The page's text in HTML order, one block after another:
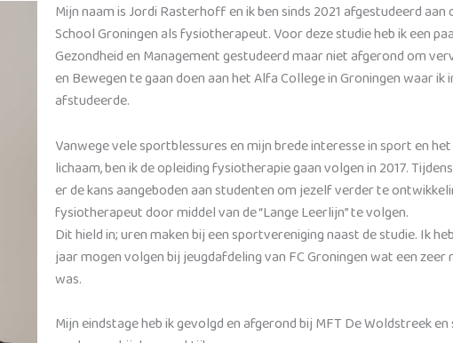
Mijn naam is Jordi Rasterhoff en ik ben sinds 2021 afgestudeerd aan
School Groningen als fysiotherapeut. Voor deze studie heb ik een
Gezondheid en Management gestudeerd maar niet afgerond om
en Bewegen te gaan doen aan het Alfa College in Groningen waar ik
afstudeerde.
Vanwege vele sportblessures en mijn brede interesse in sport en
lichaam, ben ik de opleiding fysiotherapie gaan volgen in 2017.
er de kans aangeboden aan studenten om jezelf verder te
fysiotherapeut door middel van de “Lange Leerlijn” te volgen.
Dit hield in; uren maken bij een sportvereniging naast de studie. Ik
jaar mogen volgen bij jeugdafdeling van FC Groningen wat een zeer
was.
Mijn eindstage heb ik gevolgd en afgerond bij MFT De Woldstreek en